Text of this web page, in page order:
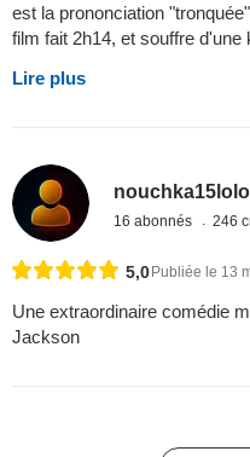
est la prononciation
film fait 2h14, et souffre
Lire plus
nouchka15lolo
16 abonnés 246
5,0 Publiée le 13
Une extraordinaire comédie
Jackson